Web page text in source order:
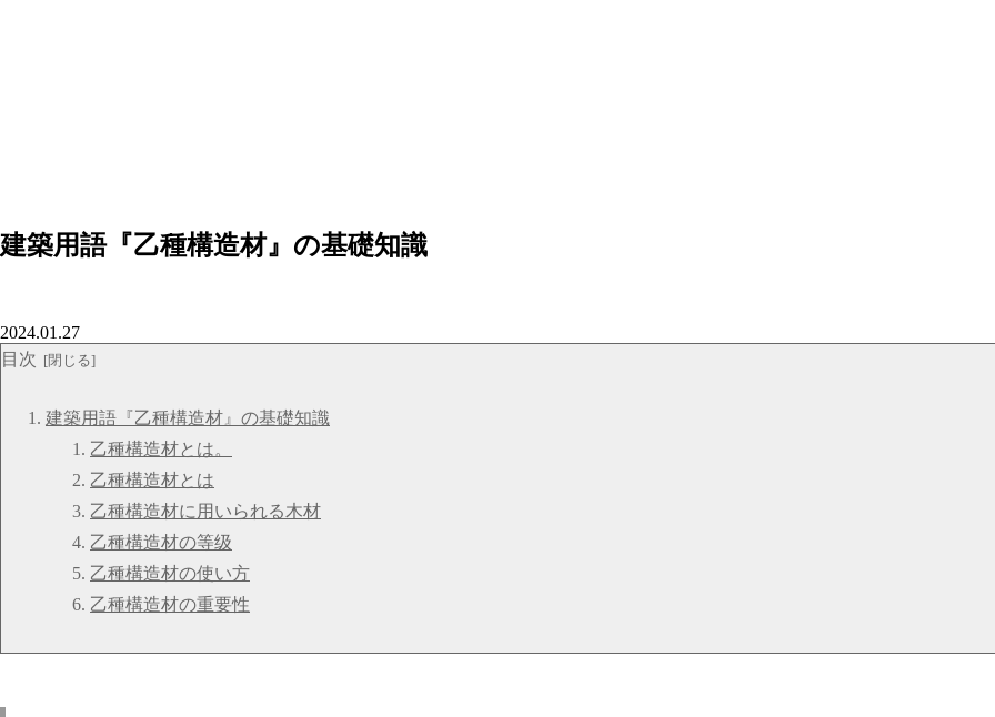
建築用語『乙種構造材』の基礎知識
2024.01.27
目次
建築用語『乙種構造材』の基礎知識
乙種構造材とは。
乙種構造材とは
乙種構造材に用いられる木材
乙種構造材の等级
乙種構造材の使い方
乙種構造材の重要性